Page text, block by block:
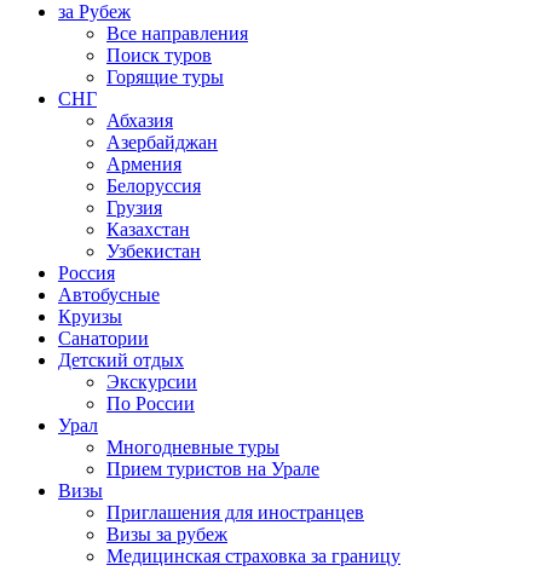
за Рубеж
Все направления
Поиск туров
Горящие туры
СНГ
Абхазия
Азербайджан
Армения
Белоруссия
Грузия
Казахстан
Узбекистан
Россия
Автобусные
Круизы
Санатории
Детский отдых
Экскурсии
По России
Урал
Многодневные туры
Прием туристов на Урале
Визы
Приглашения для иностранцев
Визы за рубеж
Медицинская страховка за границу